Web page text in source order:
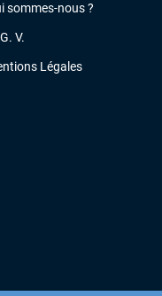
sommes-nous ?
V.
Légales